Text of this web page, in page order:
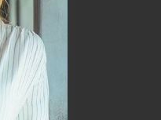
Uslovi